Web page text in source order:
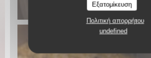
Εξατομίκευση
Πολιτική απορρήτου
undefined
MAGRET DE CANARD